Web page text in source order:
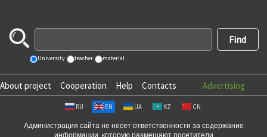
University teacher material
About project Cooperation Help Contacts Advertising
RU EN UA KZ CN
Администрация сайта не несет ответственности за содержание